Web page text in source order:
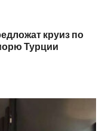
круиз по
Турции